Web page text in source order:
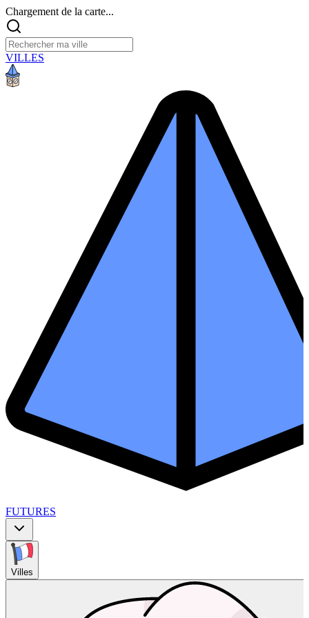
Chargement de la carte...
VILLES
FUTURES
Villes